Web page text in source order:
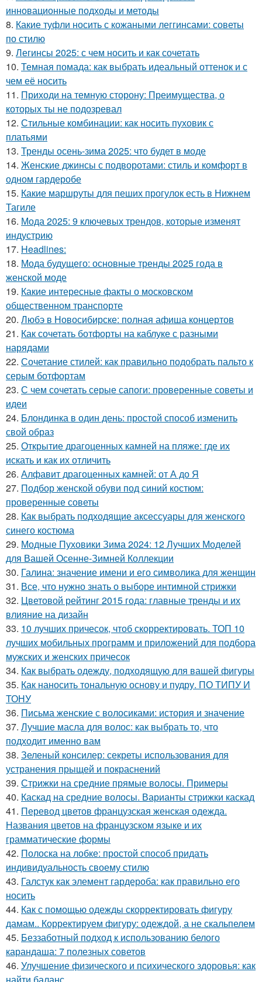
инновационные подходы и методы
8. Какие туфли носить с кожаными леггинсами: советы
по стилю
9. Легинсы 2025: с чем носить и как сочетать
10. Темная помада: как выбрать идеальный оттенок и с
чем её носить
11. Приходи на темную сторону: Преимущества, о
которых ты не подозревал
12. Стильные комбинации: как носить пуховик с
платьями
13. Тренды осень-зима 2025: что будет в моде
14. Женские джинсы с подворотами: стиль и комфорт в
одном гардеробе
15. Какие маршруты для пеших прогулок есть в Нижнем
Тагиле
16. Мода 2025: 9 ключевых трендов, которые изменят
индустрию
17. Headlines:
18. Мода будущего: основные тренды 2025 года в
женской моде
19. Какие интересные факты о московском
общественном транспорте
20. Любэ в Новосибирске: полная афиша концертов
21. Как сочетать ботфорты на каблуке с разными
нарядами
22. Сочетание стилей: как правильно подобрать пальто к
серым ботфортам
23. С чем сочетать серые сапоги: проверенные советы и
идеи
24. Блондинка в один день: простой способ изменить
свой образ
25. Открытие драгоценных камней на пляже: где их
искать и как их отличить
26. Алфавит драгоценных камней: от А до Я
27. Подбор женской обуви под синий костюм:
проверенные советы
28. Как выбрать подходящие аксессуары для женского
синего костюма
29. Модные Пуховики Зима 2024: 12 Лучших Моделей
для Вашей Осенне-Зимней Коллекции
30. Галина: значение имени и его символика для женщин
31. Все, что нужно знать о выборе интимной стрижки
32. Цветовой рейтинг 2015 года: главные тренды и их
влияние на дизайн
33. 10 лучших причесок, чтоб скорректировать. ТОП 10
лучших мобильных программ и приложений для подбора
мужских и женских причесок
34. Как выбрать одежду, подходящую для вашей фигуры
35. Как наносить тональную основу и пудру. ПО ТИПУ И
ТОНУ
36. Письма женские с волосиками: история и значение
37. Лучшие масла для волос: как выбрать то, что
подходит именно вам
38. Зеленый консилер: секреты использования для
устранения прыщей и покраснений
39. Стрижки на средние прямые волосы. Примеры
40. Каскад на средние волосы. Варианты стрижки каскад
41. Перевод цветов французская женская одежда.
Названия цветов на французском языке и их
грамматические формы
42. Полоска на лобке: простой способ придать
индивидуальность своему стилю
43. Галстук как элемент гардероба: как правильно его
носить
44. Как с помощью одежды скорректировать фигуру
дамам.. Корректируем фигуру: одеждой, а не скальпелем
45. Беззаботный подход к использованию белого
карандаша: 7 полезных советов
46. Улучшение физического и психического здоровья: как